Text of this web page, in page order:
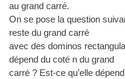
au grand carré.
On se pose la question
reste du grand carré
avec des dominos
dépend du coté n du grand
carré ? Est-ce qu’elle